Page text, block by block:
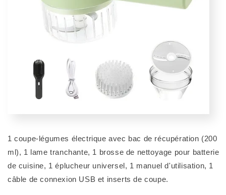
1 coupe-légumes électrique avec bac de récupération (200
ml), 1 lame tranchante, 1 brosse de nettoyage pour batterie
de cuisine, 1 éplucheur universel, 1 manuel d'utilisation, 1
câble de connexion USB et inserts de coupe.